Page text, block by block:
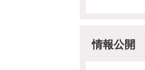
情報公開